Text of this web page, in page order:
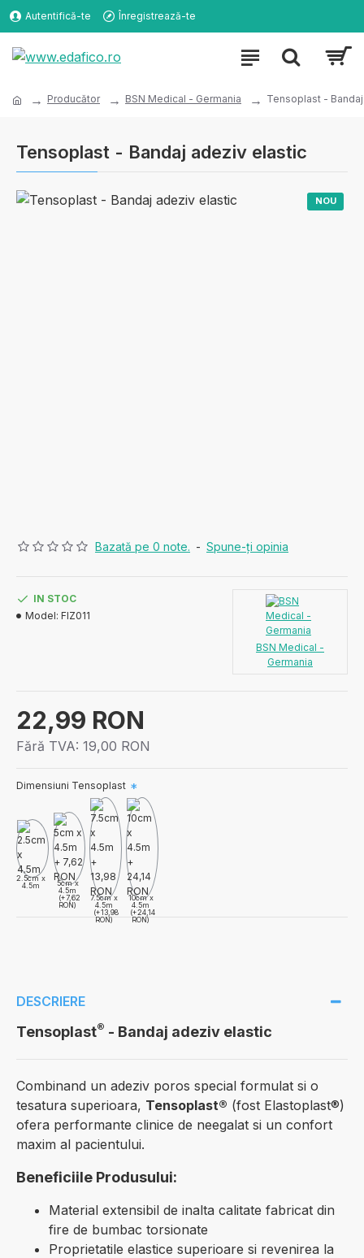
Autentifică-te Înregistrează-te
Producător BSN Medical - Germania Tensoplast -
Tensoplast - Bandaj adeziv elastic
NOU
Bazată pe 0 note. - Spune-ţi opinia
22,99 RON
Fără TVA: 19,00 RON
IN STOC
Model: FIZ011
BSN Medical -
Germania
Dimensiuni Tensoplast
2.5cm x
4.5m
5cm x
4.5m
(+7,62
RON)
7.5cm x
4.5m
(+13,98
RON)
10cm x
4.5m
(+24,14
RON)
DESCRIERE
Tensoplast® - Bandaj adeziv elastic
Combinand un adeziv poros special formulat si o
tesatura superioara, Tensoplast® (fost Elastoplast®)
ofera performante clinice de neegalat si un confort
maxim al pacientului.
Beneficiile Produsului:
Material extensibil de inalta calitate fabricat din
fire de bumbac torsionate
Proprietatile elastice superioare si revenirea la